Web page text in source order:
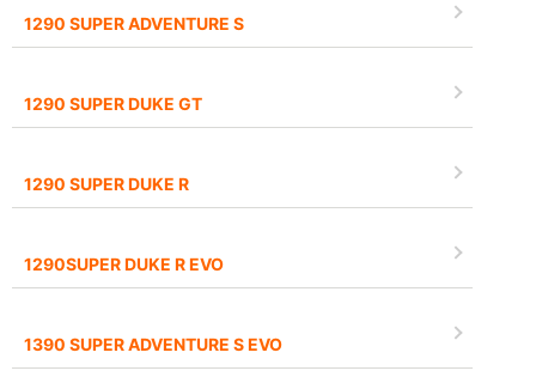
1290 SUPER ADVENTURE S
1290 SUPER DUKE GT
1290 SUPER DUKE R
1290SUPER DUKE R EVO
1390 SUPER ADVENTURE S EVO